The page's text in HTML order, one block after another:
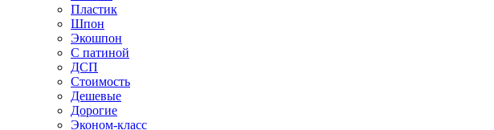
Пластик
Шпон
Экошпон
С патиной
ДСП
Стоимость
Дешевые
Дорогие
Эконом-класс